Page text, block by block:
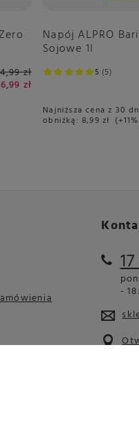
zł
zł
5 5
Napój ALPRO
Sojowe 1l
Najniższa cena z 30
obniżką: 8,99 zł +11%
-